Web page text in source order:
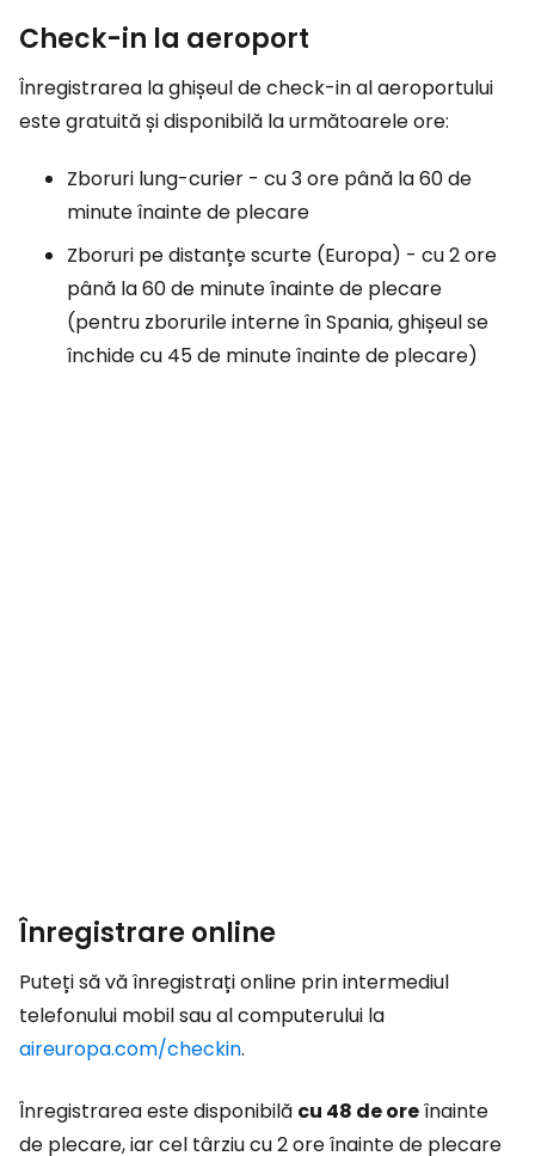
Check-in la aeroport
Înregistrarea la ghișeul de check-in al aeroportului
este gratuită și disponibilă la următoarele ore:
Zboruri lung-curier - cu 3 ore până la 60 de
minute înainte de plecare
Zboruri pe distanțe scurte (Europa) - cu 2 ore
până la 60 de minute înainte de plecare
(pentru zborurile interne în Spania, ghișeul se
închide cu 45 de minute înainte de plecare)
Înregistrare online
Puteți să vă înregistrați online prin intermediul
telefonului mobil sau al computerului la
aireuropa.com/checkin.
Înregistrarea este disponibilă cu 48 de oreînainte
de plecare, iar cel târziu cu 2 ore înainte de plecare